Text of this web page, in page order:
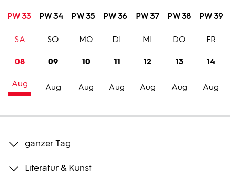
Programm
Trailer
Bilder
PW 33 PW 34 PW 35 PW 36 PW 37 PW 38 PW 39
08
Aug
SA
09
Aug
SO
10
Aug
MO
11
Aug
DI
12
Aug
MI
13
Aug
DO
14
Aug
FR
ganzer Tag
Literatur & Kunst